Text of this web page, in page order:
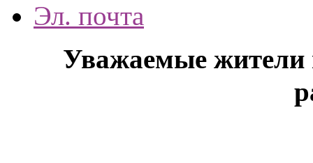
Эл. почта
Уважаемые жители